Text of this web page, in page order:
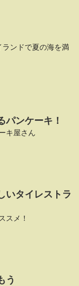
ランドで夏の海を満
パンケーキ！
キ屋さん
いタイレストラ
スメ！
う